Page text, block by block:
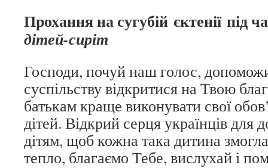
Прохання на сугубій єктенії під
дітей-сиріт
Господи, почуй наш голос,
суспільству відкритися на Твою
батькам краще виконувати свої
дітей. Відкрий серця українців для
дітям, щоб кожна така дитина
тепло, благаємо Тебе, вислухай і